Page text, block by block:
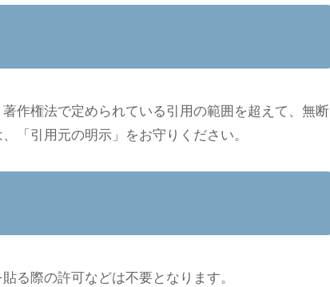
作権法で定められている引用の範囲を超えて、無断
「引用元の明示」をお守りください。
る際の許可などは不要となります。